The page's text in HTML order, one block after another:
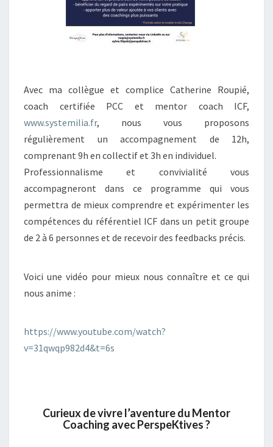
Avec ma collègue et complice Catherine Roupié,
coach certifiée PCC et mentor coach ICF,
www.systemilia.fr, nous vous proposons
régulièrement un accompagnement de 12h,
comprenant 9h en collectif et 3h en individuel.
Professionnalisme et convivialité vous
accompagneront dans ce programme qui vous
permettra de mieux comprendre et expérimenter les
compétences du référentiel ICF dans un petit groupe
de 2 à 6 personnes et de recevoir des feedbacks précis.
Voici une vidéo pour mieux nous connaître et ce qui
nous anime :
https://www.youtube.com/watch?
v=31qwqp982d4&t=6s
Curieux de vivre l’aventure du Mentor
Coaching avec PerspeKtives ?